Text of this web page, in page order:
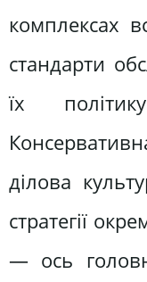
комплексах
стандарти
їх
ділова
стратегії
— ось